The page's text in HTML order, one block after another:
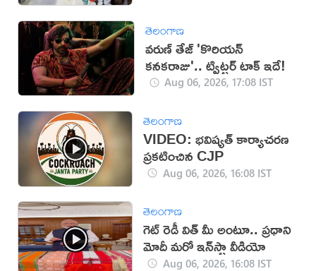
తెలంగాణ
వరుణ్ తేజ్ 'కొరియన్
కనకరాజు'.. ట్విట్టర్ టాక్ ఇదే!
Aug 06, 2026, 17:08 IST
తెలంగాణ
VIDEO: భవిష్యత్ కార్యాచరణ
ప్రకటించిన CJP
Aug 06, 2026, 16:08 IST
తెలంగాణ
గెట్ రెడీ విత్ మీ అంటూ.. ప్రధాని
మోదీ మరో ఇన్‌స్టా వీడియో
Aug 06, 2026, 16:08 IST